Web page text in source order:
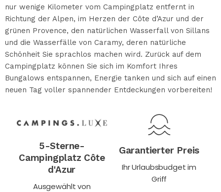
nur wenige Kilometer vom Campingplatz entfernt in
Richtung der Alpen, im Herzen der Côte d’Azur und der
grünen Provence, den natürlichen Wasserfall von Sillans
und die Wasserfälle von Caramy, deren natürliche
Schönheit Sie sprachlos machen wird. Zurück auf dem
Campingplatz können Sie sich im Komfort Ihres
Bungalows entspannen, Energie tanken und sich auf einen
neuen Tag voller spannender Entdeckungen vorbereiten!
5-Sterne-
Campingplatz Côte
d'Azur
Ausgewählt von
Garantierter Preis
Ihr Urlaubsbudget im
Griff